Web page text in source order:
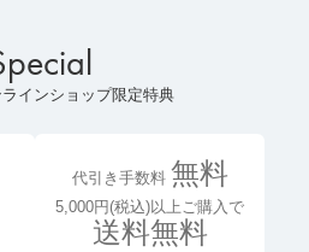
インショップ限定特典
代引き手数料 無料
5,000円(税込)以上ご購入で
送料無料